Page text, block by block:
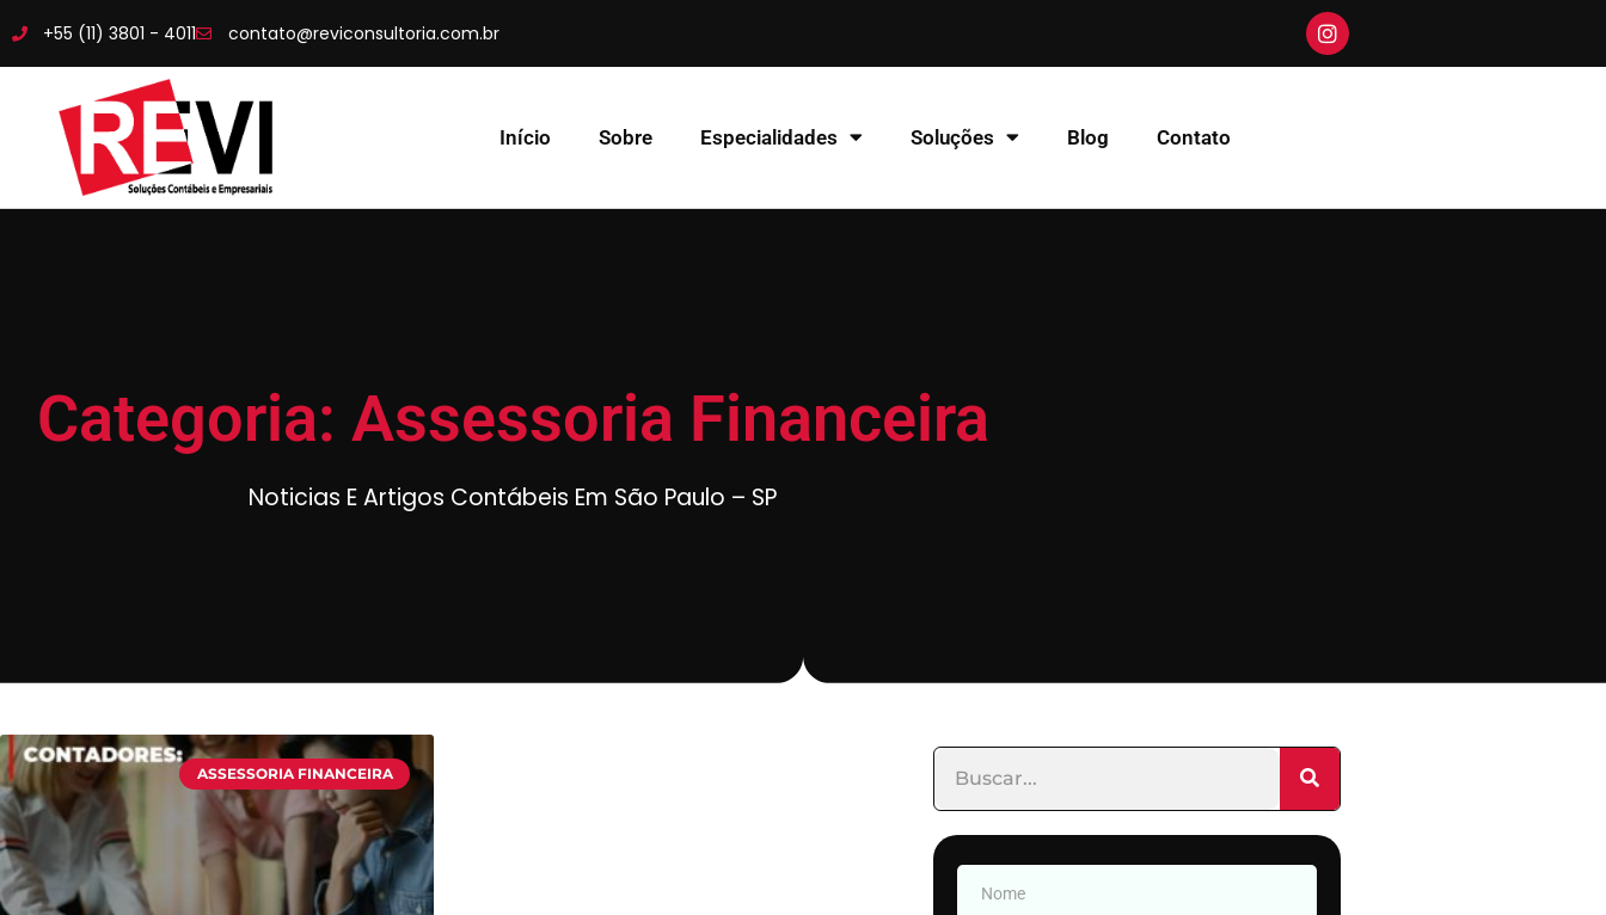
+55 (11) 3801 - 4011 contato@reviconsultoria.com.br
Início Sobre Especialidades Soluções Blog Contato
Categoria: Assessoria Financeira
Noticias E Artigos Contábeis Em São Paulo – SP
ASSESSORIA FINANCEIRA